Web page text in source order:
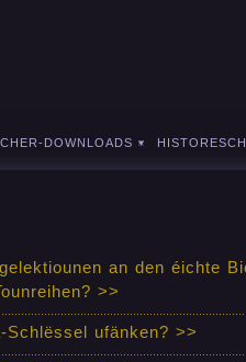
DOWNLOADS
an den éichte
>>
ufänken? >>